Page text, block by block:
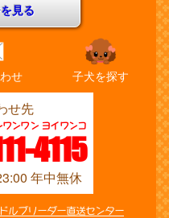
見る
せ 子犬を探す
せ先
4115
ンワン ヨイワンコ
年中無休
ルブリーダー直送センター